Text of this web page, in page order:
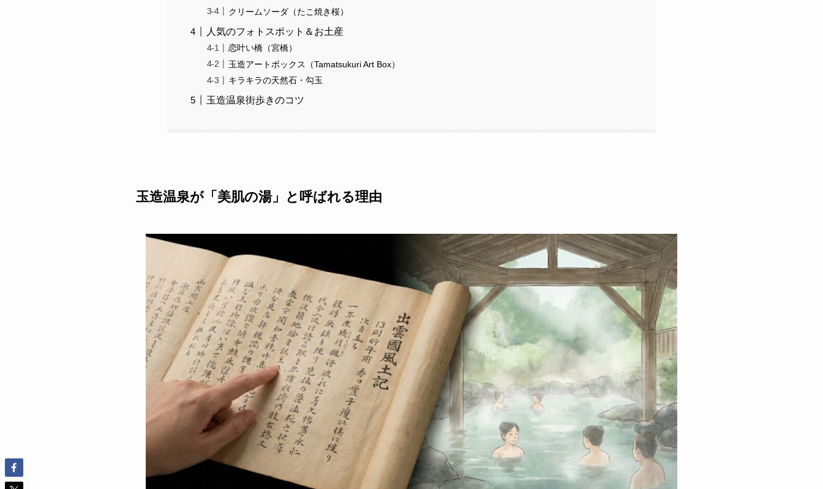
クリームソーダ（たこ焼き桜）
人気のフォトスポット＆お土産
恋叶い橋（宮橋）
玉造アートボックス（Tamatsukuri Art Box）
キラキラの天然石・勾玉
玉造温泉街歩きのコツ
玉造温泉が「美肌の湯」と呼ばれる理由